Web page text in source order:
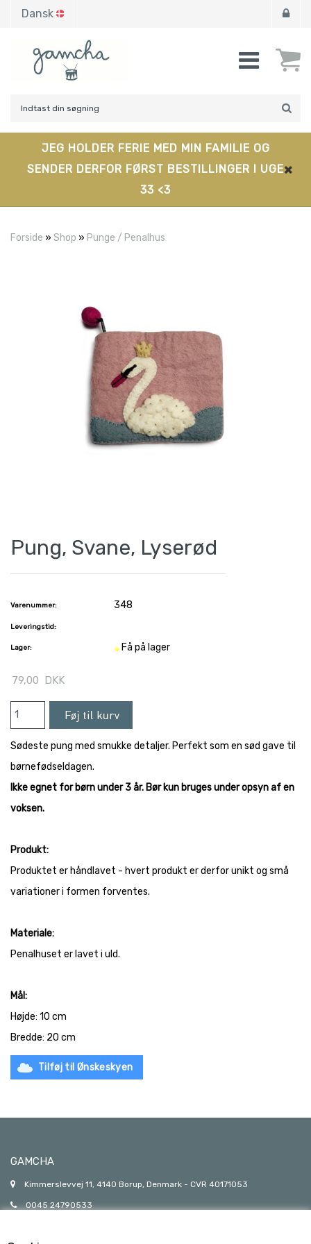
Dansk
JEG HOLDER FERIE MED MIN FAMILIE OG
SENDER DERFOR FØRST BESTILLINGER I UGE
33 <3
Forside » Shop » Punge / Penalhus
Pung, Svane, Lyserød
Varenummer: 348
Leveringstid:
Lager: Få på lager
79,00 DKK
Sødeste pung med smukke detaljer. Perfekt som en sød gave til
børnefødseldagen.
Ikke egnet for børn under 3 år. Bør kun bruges under opsyn af en
voksen.
Produkt:
Produktet er håndlavet - hvert produkt er derfor unikt og små
variationer i formen forventes.
Materiale:
Penalhuset er lavet i uld.
Mål:
Højde: 10 cm
Bredde: 20 cm
Tilføj til Ønskeskyen
GAMCHA
Kimmerslevvej 11, 4140 Borup, Denmark - CVR 40171053
0045 24790533